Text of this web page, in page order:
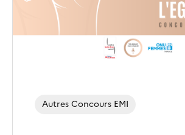
Autres Concours EMI